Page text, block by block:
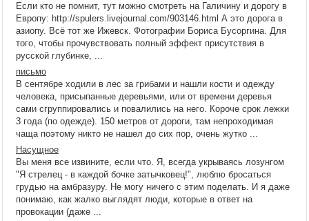
Если кто не помнит, тут можно смотреть на Галичину и дорогу в
Европу: http://spulers.livejournal.com/903146.html А это дорога в
азиопу. Всё тот же Ижевск. Фотографии Бориса Бусоргина. Для
того, чтобы прочувствовать полный эффект присутствия в
русской глубинке, ...
письмо
В сентябре ходили в лес за грибами и нашли кости и одежду
человека, присыпанные деревьями, или от времени деревья
сами сгруппировались и повалились на него. Короче срок лежки
3 года (по одежде). 150 метров от дороги, там непроходимая
чаща поэтому никто не нашел до сих пор, очень жутко ...
Насущное
Вы меня все извините, если что. Я, всегда укрываясь лозунгом
"Я стрелец - в каждой бочке затычковец!", люблю бросаться
грудью на амбразуру. Не могу ничего с этим поделать. И я даже
понимаю, как жалко выглядят люди, которые в ответ на
провокации (даже ...